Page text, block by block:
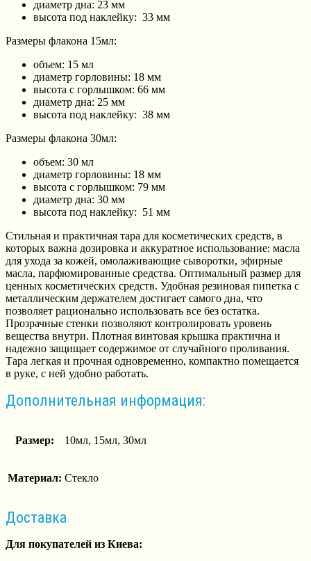
диаметр дна: 23 мм
высота под наклейку: 33 мм
Размеры флакона 15мл:
объем: 15 мл
диаметр горловины: 18 мм
высота с горлышком: 66 мм
диаметр дна: 25 мм
высота под наклейку: 38 мм
Размеры флакона 30мл:
объем: 30 мл
диаметр горловины: 18 мм
высота с горлышком: 79 мм
диаметр дна: 30 мм
высота под наклейку: 51 мм
Стильная и практичная тара для косметических средств, в
которых важна дозировка и аккуратное использование: масла
для ухода за кожей, омолаживающие сыворотки, эфирные
масла, парфюмированные средства. Оптимальный размер для
ценных косметических средств. Удобная резиновая пипетка с
металлическим держателем достигает самого дна, что
позволяет рационально использовать все без остатка.
Прозрачные стенки позволяют контролировать уровень
вещества внутри. Плотная винтовая крышка практична и
надежно защищает содержимое от случайного проливания.
Тара легкая и прочная одновременно, компактно помещается
в руке, с ней удобно работать.
Дополнительная информация:
Размер: 10мл, 15мл, 30мл
Материал: Стекло
Доставка
Для покупателей из Киева: